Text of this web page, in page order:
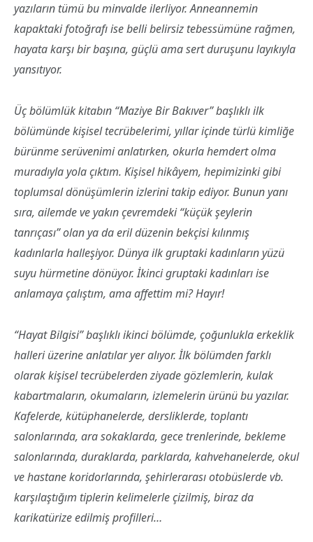
yazıların tümü bu minvalde ilerliyor. Anneannemin
kapaktaki fotoğrafı ise belli belirsiz tebessümüne rağmen,
hayata karşı bir başına, güçlü ama sert duruşunu layıkıyla
yansıtıyor.
Üç bölümlük kitabın “Maziye Bir Bakıver” başlıklı ilk
bölümünde kişisel tecrübelerimi, yıllar içinde türlü kimliğe
bürünme serüvenimi anlatırken, okurla hemdert olma
muradıyla yola çıktım. Kişisel hikâyem, hepimizinki gibi
toplumsal dönüşümlerin izlerini takip ediyor. Bunun yanı
sıra, ailemde ve yakın çevremdeki “küçük şeylerin
tanrıçası” olan ya da eril düzenin bekçisi kılınmış
kadınlarla halleşiyor. Dünya ilk gruptaki kadınların yüzü
suyu hürmetine dönüyor. İkinci gruptaki kadınları ise
anlamaya çalıştım, ama affettim mi? Hayır!
“Hayat Bilgisi” başlıklı ikinci bölümde, çoğunlukla erkeklik
halleri üzerine anlatılar yer alıyor. İlk bölümden farklı
olarak kişisel tecrübelerden ziyade gözlemlerin, kulak
kabartmaların, okumaların, izlemelerin ürünü bu yazılar.
Kafelerde, kütüphanelerde, dersliklerde, toplantı
salonlarında, ara sokaklarda, gece trenlerinde, bekleme
salonlarında, duraklarda, parklarda, kahvehanelerde, okul
ve hastane koridorlarında, şehirlerarası otobüslerde vb.
karşılaştığım tiplerin kelimelerle çizilmiş, biraz da
karikatürize edilmiş profilleri…